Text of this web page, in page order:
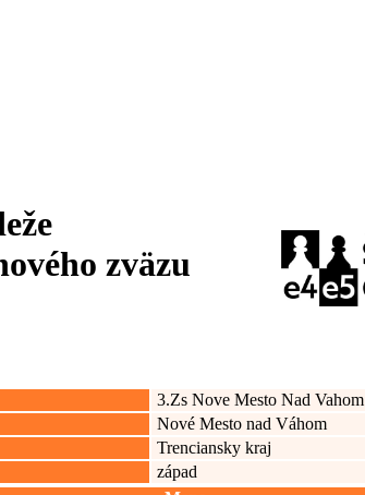
zväzu
3.Zs Nove Mesto Nad Vahom
Nové Mesto nad Váhom
Trenciansky kraj
západ